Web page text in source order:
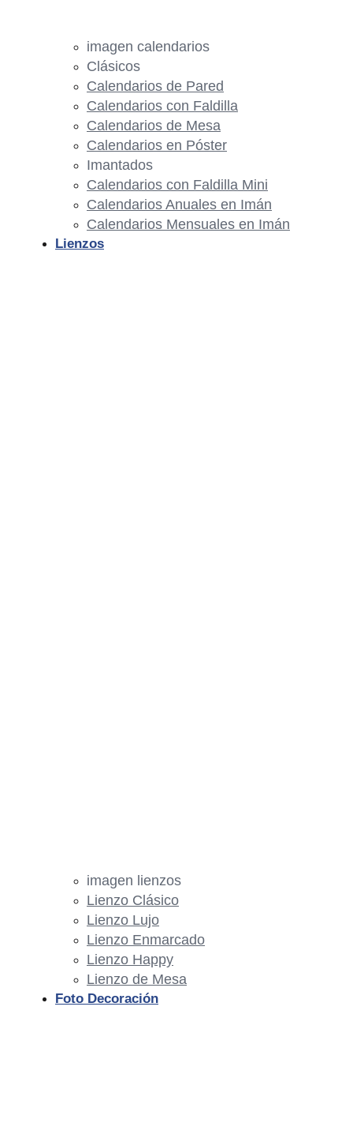
imagen calendarios
Clásicos
Calendarios de Pared
Calendarios con Faldilla
Calendarios de Mesa
Calendarios en Póster
Imantados
Calendarios con Faldilla Mini
Calendarios Anuales en Imán
Calendarios Mensuales en Imán
Lienzos
imagen lienzos
Lienzo Clásico
Lienzo Lujo
Lienzo Enmarcado
Lienzo Happy
Lienzo de Mesa
Foto Decoración